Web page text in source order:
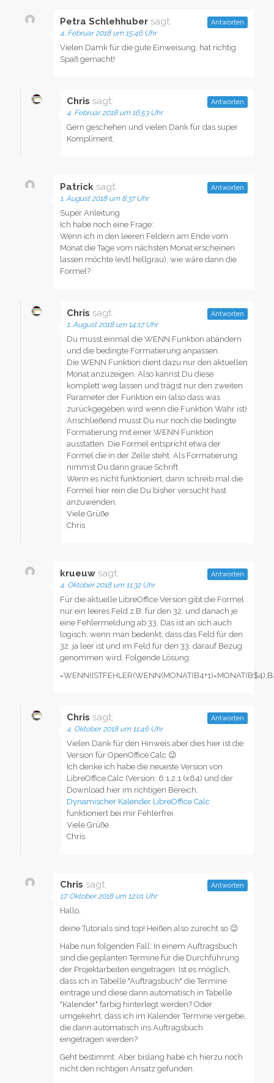
Petra Schlehhuber sagt:
4. Februar 2018 um 15:46 Uhr
Vielen Damk für die gute Einweisung, hat richtig
Spaß gemacht!
Antworten
Chris sagt:
4. Februar 2018 um 16:53 Uhr
Gern geschehen und vielen Dank für das super
Kompliment.
Antworten
Patrick sagt:
1. August 2018 um 8:37 Uhr
Super Anleitung
Ich habe noch eine Frage:
Wenn ich in den leeren Feldern am Ende vom
Monat die Tage vom nächsten Monat erscheinen
lassen möchte (evtl hellgrau), wie wäre dann die
Formel?
Antworten
Chris sagt:
1. August 2018 um 14:17 Uhr
Du musst einmal die WENN Funktion abändern
und die bedingte Formatierung anpassen.
Die WENN Funktion dient dazu nur den aktuellen
Monat anzuzeigen. Also kannst Du diese
komplett weg lassen und trägst nur den zweiten
Parameter der Funktion ein (also dass was
zurückgegeben wird wenn die Funktion Wahr ist)
Anschließend musst Du nur noch die bedingte
Formatierung mit einer WENN Funktion
ausstatten. Die Formel entspricht etwa der
Formel die in der Zelle steht. Als Formatierung
nimmst Du dann graue Schrift.
Wenn es nicht funktioniert, dann schreib mal die
Formel hier rein die Du bisher versucht hast
anzuwenden.
Viele Grüße
Chris
Antworten
krueuw sagt:
4. Oktober 2018 um 11:32 Uhr
Für die aktuelle LibreOffice Version gibt die Formel
nur ein leeres Feld z.B. für den 32. und danach je
eine Fehlermeldung ab 33. Das ist an sich auch
logisch, wenn man bedenkt, dass das Feld für den
32. ja leer ist und im Feld für den 33. darauf Bezug
genommen wird. Folgende Lösung:
Antworten
Chris sagt:
4. Oktober 2018 um 11:46 Uhr
Vielen Dank für den Hinweis aber dies hier ist die
Version für OpenOffice Calc 😉
Ich denke ich habe die neueste Version von
LibreOffice Calc (Version: 6.1.2.1 (x64) und der
Download hier im richtigen Bereich:
Dynamischer Kalender LibreOffice Calc
funktioniert bei mir Fehlerfrei.
Viele Grüße
Chris
Antworten
Chris sagt:
17. Oktober 2018 um 12:01 Uhr
Hallo,
deine Tutorials sind top! Heißen also zurecht so 😉
Habe nun folgenden Fall: In einem Auftragsbuch
sind die geplanten Termine für die Durchführung
der Projektarbeiten eingetragen. Ist es möglich,
dass ich in Tabelle "Auftragsbuch" die Termine
eintrage und diese dann automatisch in Tabelle
"Kalender" farbig hinterlegt werden? Oder
umgekehrt, dass ich im Kalender Termine vergebe,
die dann automatisch ins Auftragsbuch
eingetragen werden?
Geht bestimmt. Aber bislang habe ich hierzu noch
nicht den richtigen Ansatz gefunden.
Antworten